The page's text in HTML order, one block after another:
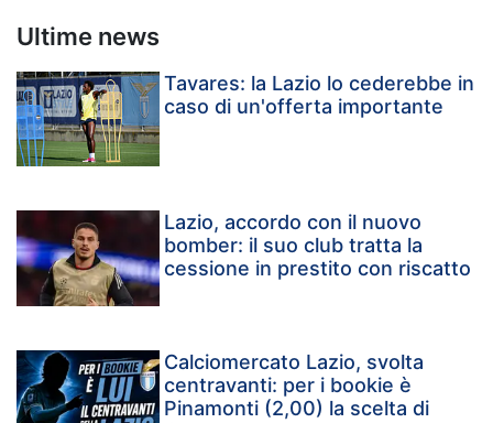
Ultime news
Tavares: la Lazio lo cederebbe in
caso di un'offerta importante
Lazio, accordo con il nuovo
bomber: il suo club tratta la
cessione in prestito con riscatto
Calciomercato Lazio, svolta
centravanti: per i bookie è
Pinamonti (2,00) la scelta di